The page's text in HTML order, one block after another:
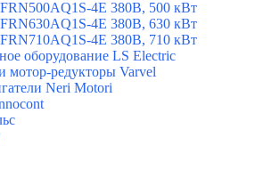
FRN500AQ1S-4E 380В, 500 кВт
FRN630AQ1S-4E 380В, 630 кВт
FRN710AQ1S-4E 380В, 710 кВт
оборудование LS Electric
мотор-редукторы Varvel
Neri Motori